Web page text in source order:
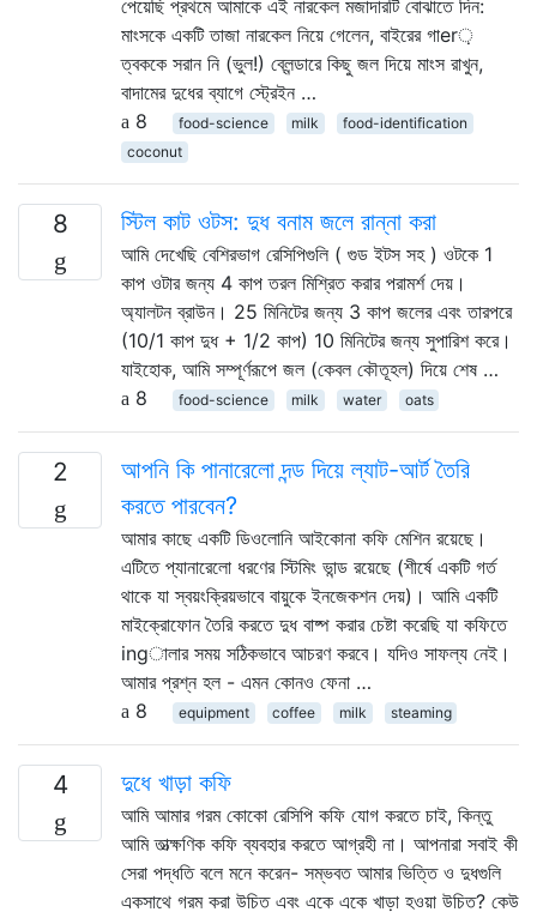
পেয়েছি প্রথমে আমাকে এই নারকেল মজাদারটি বোঝাতে দিন:
মাংসকে একটি তাজা নারকেল নিয়ে গেলেন, বাইরের গাer়
ত্বককে সরান নি (ভুল!) ব্লেন্ডারে কিছু জল দিয়ে মাংস রাখুন,
বাদামের দুধের ব্যাগে স্ট্রেইন …
8
food-science milk
food-identification
coconut
8 স্টিল কাট ওটস: দুধ বনাম জলে রান্না করা
আমি দেখেছি বেশিরভাগ রেসিপিগুলি ( গুড ইটস সহ ) ওটকে 1
কাপ ওটার জন্য 4 কাপ তরল মিশ্রিত করার পরামর্শ দেয়।
অ্যালটন ব্রাউন। 25 মিনিটের জন্য 3 কাপ জলের এবং তারপরে
(10/1 কাপ দুধ + 1/2 কাপ) 10 মিনিটের জন্য সুপারিশ করে।
যাইহোক, আমি সম্পূর্ণরূপে জল (কেবল কৌতূহল) দিয়ে শেষ …
8
food-science milk water oats
2
আপনি কি পানারেলো দন্ড দিয়ে ল্যাট-আর্ট তৈরি
করতে পারবেন?
আমার কাছে একটি ডিওলোনি আইকোনা কফি মেশিন রয়েছে।
এটিতে প্যানারেলো ধরণের স্টিমিং ভান্ড রয়েছে (শীর্ষে একটি গর্ত
থাকে যা স্বয়ংক্রিয়ভাবে বায়ুকে ইনজেকশন দেয়)। আমি একটি
মাইক্রোফোন তৈরি করতে দুধ বাষ্প করার চেষ্টা করেছি যা কফিতে
ingালার সময় সঠিকভাবে আচরণ করবে। যদিও সাফল্য নেই।
আমার প্রশ্ন হল - এমন কোনও ফেনা …
8
equipment coffee milk steaming
4 দুধে খাড়া কফি
আমি আমার গরম কোকো রেসিপি কফি যোগ করতে চাই, কিন্তু
আমি তাত্ক্ষণিক কফি ব্যবহার করতে আগ্রহী না। আপনারা সবাই কী
সেরা পদ্ধতি বলে মনে করেন- সম্ভবত আমার ভিত্তি ও দুধগুলি
একসাথে গরম করা উচিত এবং একে একে খাড়া হওয়া উচিত? কেউ